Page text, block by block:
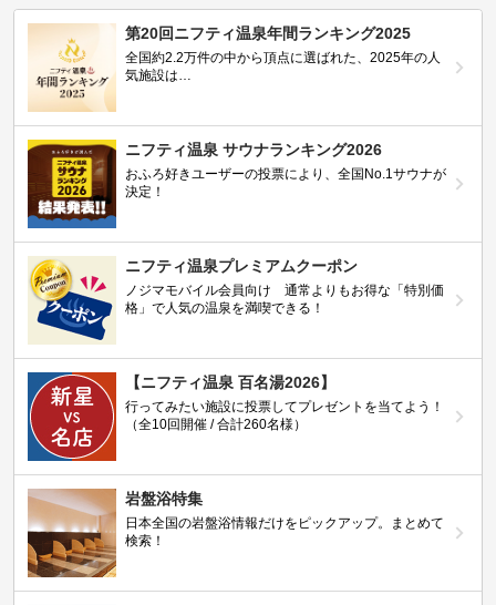
第20回ニフティ温泉年間ランキング2025
全国約2.2万件の中から頂点に選ばれた、2025年の人
気施設は…
ニフティ温泉 サウナランキング2026
おふろ好きユーザーの投票により、全国No.1サウナが
決定！
ニフティ温泉プレミアムクーポン
ノジマモバイル会員向け 通常よりもお得な「特別価
格」で人気の温泉を満喫できる！
【ニフティ温泉 百名湯2026】
行ってみたい施設に投票してプレゼントを当てよう！
（全10回開催 / 合計260名様）
岩盤浴特集
日本全国の岩盤浴情報だけをピックアップ。まとめて
検索！